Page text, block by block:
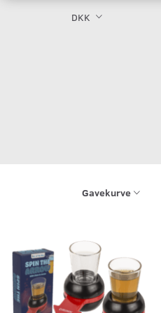
DKK
Gavekurve